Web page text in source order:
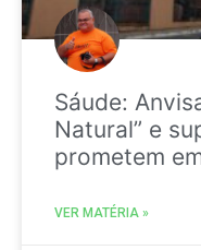
Sáude:
Natural” e
prometem
VER MATÉRIA »